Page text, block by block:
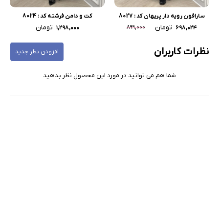
سارافون رویه دار پریهان کد : 8027
۶۹۸,۰۲۴ تومان ۸۹۹,۰۰۰
کت و دامن فرشته کد : 8024
۱,۲۹۸,۰۰۰ تومان
نظرات کاربران افزودن نظر جدید
شما هم می توانید در مورد این محصول نظر بدهید